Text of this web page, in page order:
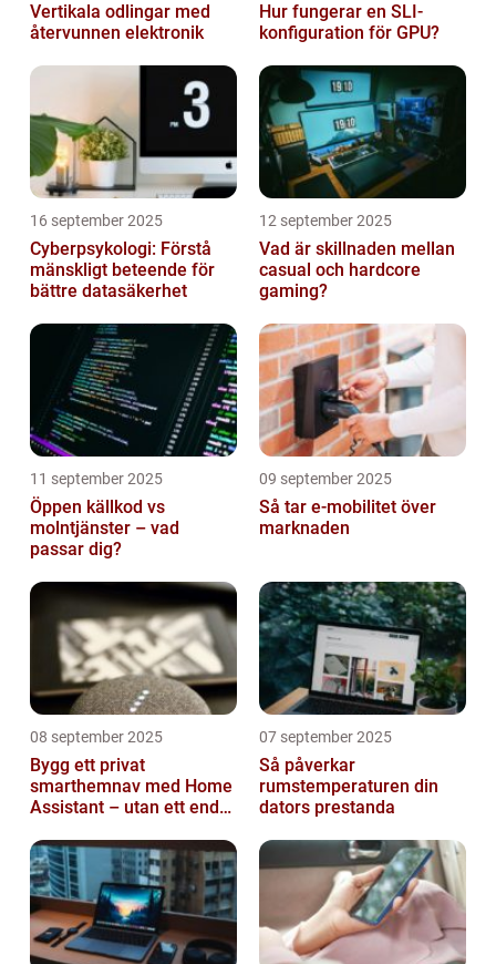
Vertikala odlingar med
återvunnen elektronik
Hur fungerar en SLI-
konfiguration för GPU?
16 september 2025
Cyberpsykologi: Förstå
mänskligt beteende för
bättre datasäkerhet
12 september 2025
Vad är skillnaden mellan
casual och hardcore
gaming?
11 september 2025
Öppen källkod vs
molntjänster – vad
passar dig?
09 september 2025
Så tar e-mobilitet över
marknaden
08 september 2025
Bygg ett privat
smarthemnav med Home
Assistant – utan ett enda
07 september 2025
Så påverkar
rumstemperaturen din
dators prestanda